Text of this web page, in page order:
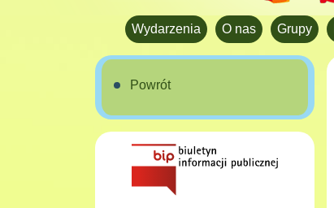
Wydarzenia O nas Grupy
Powrót